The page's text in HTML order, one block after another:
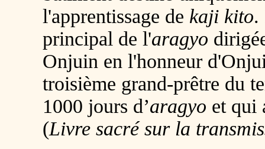
l'apprentissage de kaji kito.
principal de l'aragyo
Onjuin en l'honneur
troisième grand-prêtre du
1000 jours d’aragyo et qui
(Livre sacré sur la